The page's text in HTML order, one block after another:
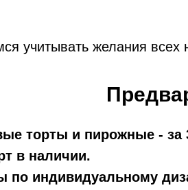
учитывать желания всех
торты и пирожные -
в наличии.
по индивидуальному